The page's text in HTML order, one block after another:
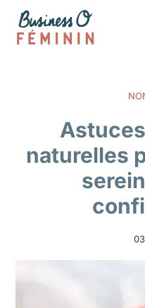
naturelles